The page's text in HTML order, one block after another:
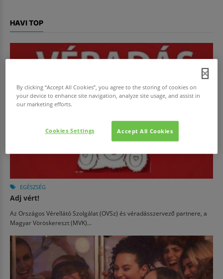
HAVI TOP
EGÉSZSÉG
Adj vért!
Az Országos Vérellátó Szolgálat (OVSz) és véradásszervező partnere, a
Magyar Vöröskereszt (MVK)...
By clicking “Accept All Cookies”, you agree to the storing of cookies on
your device to enhance site navigation, analyze site usage, and assist in
our marketing efforts.
Accept All Cookies
Cookies Settings